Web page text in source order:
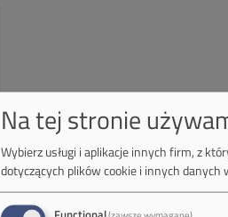
Na tej stronie
Wybierz usługi i aplikacje innych firm, z
dotyczących plików cookie i innych danych